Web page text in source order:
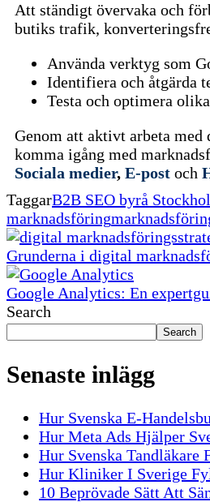
Att ständigt övervaka och
butiks trafik,
Använda verktyg som
Identifiera och åtgärda
Testa och optimera
Genom att aktivt arbeta med
komma igång med
Sociala medier, E-post och
TaggarB2B SEO byrå
marknadsföring
Grunderna i digital
Google Analytics: En
Search
Search
Senaste inlägg
Hur Svenska E-
Hur Meta Ads Hjälper
Hur Svenska Tandläkare
Hur Kliniker I Sverige
10 Beprövade Sätt Att